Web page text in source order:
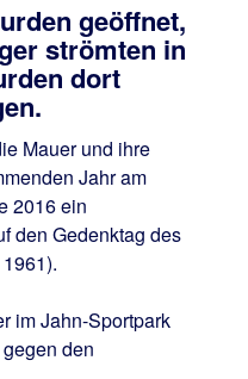
geöffnet,
strömten in
dort
Mauer und ihre
Jahr am
2016 ein
den Gedenktag des
im Jahn-Sportpark
den